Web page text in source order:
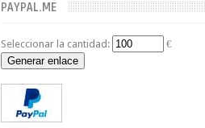
PAYPAL.ME
Seleccionar la cantidad:
€
Generar enlace